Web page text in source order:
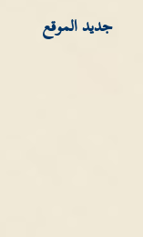
جديد الموقع